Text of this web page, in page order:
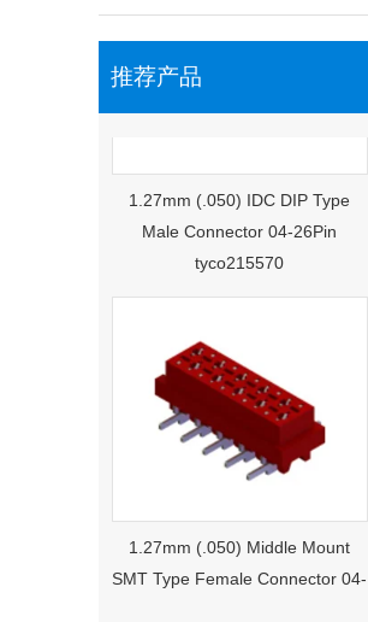
推荐产品
1.27mm (.050) IDC DIP Type
Male Connector 04-26Pin
tyco215570
1.27mm (.050) Middle Mount
SMT Type Female Connector 04-
26Pin Tyco 188275